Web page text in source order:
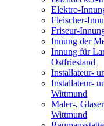
Elektro-
Fleischer-
Friseur-
Innung der
Innung für
Ostfriesland
Installateur-
Installateur-
Wittmund
Maler-,
Wittmund